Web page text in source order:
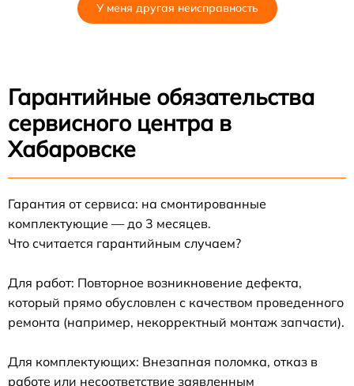
У меня другая неисправность
Гарантийные обязательства
сервисного центра в
Хабаровске
Гарантия от сервиса: на смонтированные
комплектующие — до 3 месяцев.
Что считается гарантийным случаем?
Для работ: Повторное возникновение дефекта,
который прямо обусловлен с качеством проведенного
ремонта (например, некорректный монтаж запчасти).
Для комплектующих: Внезапная поломка, отказ в
работе или несоответствие заявленным